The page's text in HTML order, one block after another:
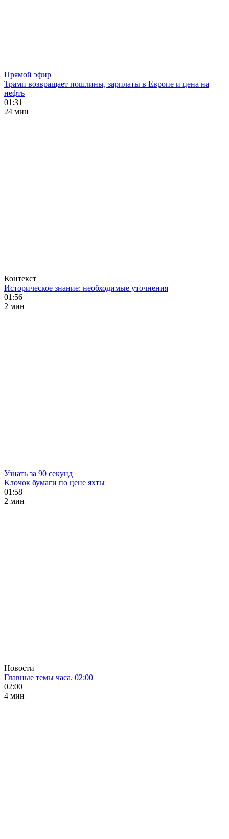
Прямой эфир
Трамп возвращает пошлины, зарплаты в Европе и цена на
нефть
01:31
24 мин
Контекст
Историческое знание: необходимые уточнения
01:56
2 мин
Узнать за 90 секунд
Клочок бумаги по цене яхты
01:58
2 мин
Новости
Главные темы часа. 02:00
02:00
4 мин